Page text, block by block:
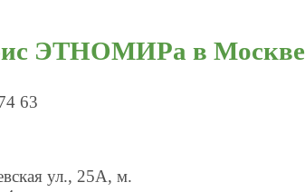
ЭТНОМИРа в Москве
63
ул., 25А, м.